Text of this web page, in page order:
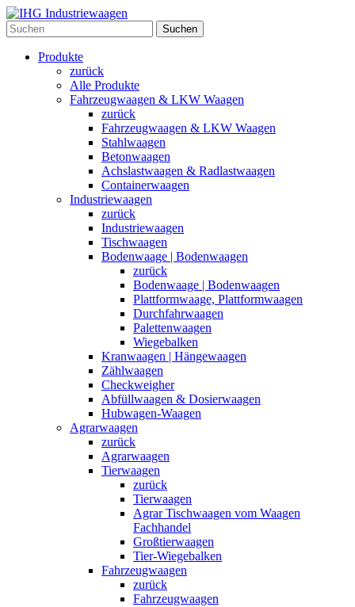
Suchen
Produkte
zurück
Alle Produkte
Fahrzeugwaagen & LKW Waagen
zurück
Fahrzeugwaagen & LKW Waagen
Stahlwaagen
Betonwaagen
Achslastwaagen & Radlastwaagen
Containerwaagen
Industriewaagen
zurück
Industriewaagen
Tischwaagen
Bodenwaage | Bodenwaagen
zurück
Bodenwaage | Bodenwaagen
Plattformwaage, Plattformwaagen
Durchfahrwaagen
Palettenwaagen
Wiegebalken
Kranwaagen | Hängewaagen
Zählwaagen
Checkweigher
Abfüllwaagen & Dosierwaagen
Hubwagen-Waagen
Agrarwaagen
zurück
Agrarwaagen
Tierwaagen
zurück
Tierwaagen
Agrar Tischwaagen vom Waagen
Fachhandel
Großtierwaagen
Tier-Wiegebalken
Fahrzeugwaagen
zurück
Fahrzeugwaagen